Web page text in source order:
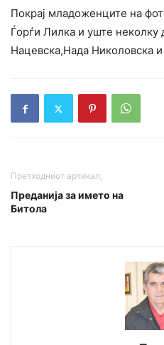
Покрај младоженците на
Ѓорѓи Лилка и уште неколку
Нацевска,Нада Николовска
Претходниот артикал,
Преданија за името на
Битола